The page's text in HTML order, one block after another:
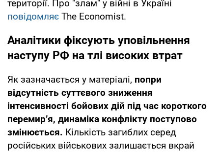
території. Про "злам" у війні в Україні
повідомляє The Economist.
Аналітики фіксують уповільнення
наступу РФ на тлі високих втрат
Як зазначається у матеріалі, попри
відсутність суттєвого зниження
інтенсивності бойових дій під час короткого
перемир’я, динаміка конфлікту поступово
змінюється. Кількість загиблих серед
російських військових залишається вкрай